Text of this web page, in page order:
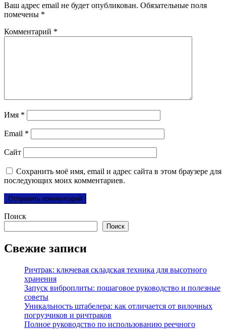
Ваш адрес email не будет опубликован. Обязательные поля
помечены *
Комментарий *
Имя *
Email *
Сайт
Сохранить моё имя, email и адрес сайта в этом браузере для
последующих моих комментариев.
Поиск
Поиск
Свежие записи
Ричтрак: ключевая складская техника для высотного
хранения
Запуск виброплиты: пошаговое руководство и полезные
советы
Уникальность штабелера: как отличается от вилочных
погрузчиков и ричтраков
Полное руководство по использованию реечного